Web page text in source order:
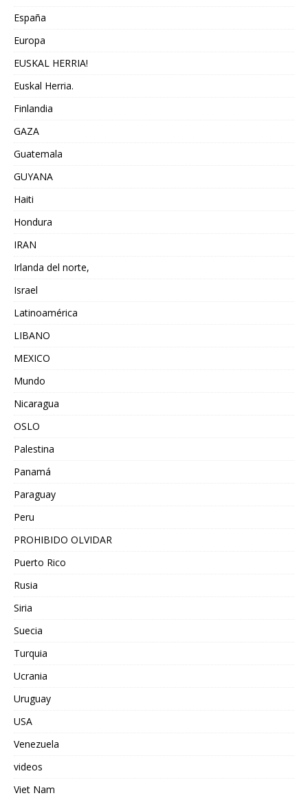
España
Europa
EUSKAL HERRIA!
Euskal Herria.
Finlandia
GAZA
Guatemala
GUYANA
Haiti
Hondura
IRAN
Irlanda del norte,
Israel
Latinoamérica
LIBANO
MEXICO
Mundo
Nicaragua
OSLO
Palestina
Panamá
Paraguay
Peru
PROHIBIDO OLVIDAR
Puerto Rico
Rusia
Siria
Suecia
Turquia
Ucrania
Uruguay
USA
Venezuela
videos
Viet Nam